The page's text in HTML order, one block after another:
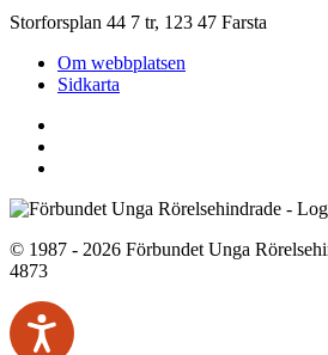
Storforsplan 44 7 tr, 123 47 Farsta
Om webbplatsen
Sidkarta
© 1987 - 2026 Förbundet Unga
4873